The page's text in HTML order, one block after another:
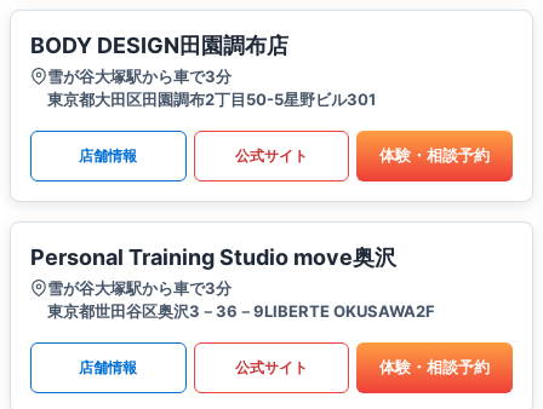
BODY DESIGN田園調布店
雪が谷大塚駅から車で3分
東京都大田区田園調布2丁目50-5星野ビル301
店舗情報 公式サイト 体験・相談予約
Personal Training Studio move奥沢
雪が谷大塚駅から車で3分
東京都世田谷区奥沢3－36－9LIBERTE OKUSAWA2F
店舗情報 公式サイト 体験・相談予約